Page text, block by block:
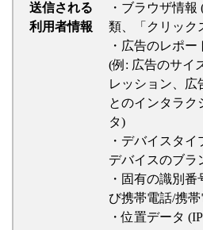
送信される
利用者情報
・ブラウザ情
類、「クリック
・広告のレポ
(例: 広告のサイ
レッション、広
とのインタラク
タ)
・デバイスタイ
デバイスのブラ
・固有の識別番
び携帯電話/携
・位置データ